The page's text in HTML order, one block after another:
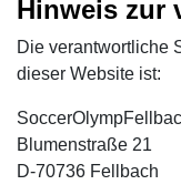
Hinweis zur
Die verantwortliche
dieser Website ist:
Blumenstraße 21
D-70736 Fellbach